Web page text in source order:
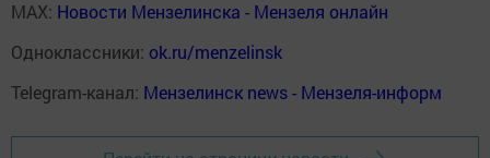
MAX: Новости Мензелинска - Мензеля онлайн
Одноклассники: ok.ru/menzelinsk
Telegram-канал: Мензелинск news - Мензеля-информ